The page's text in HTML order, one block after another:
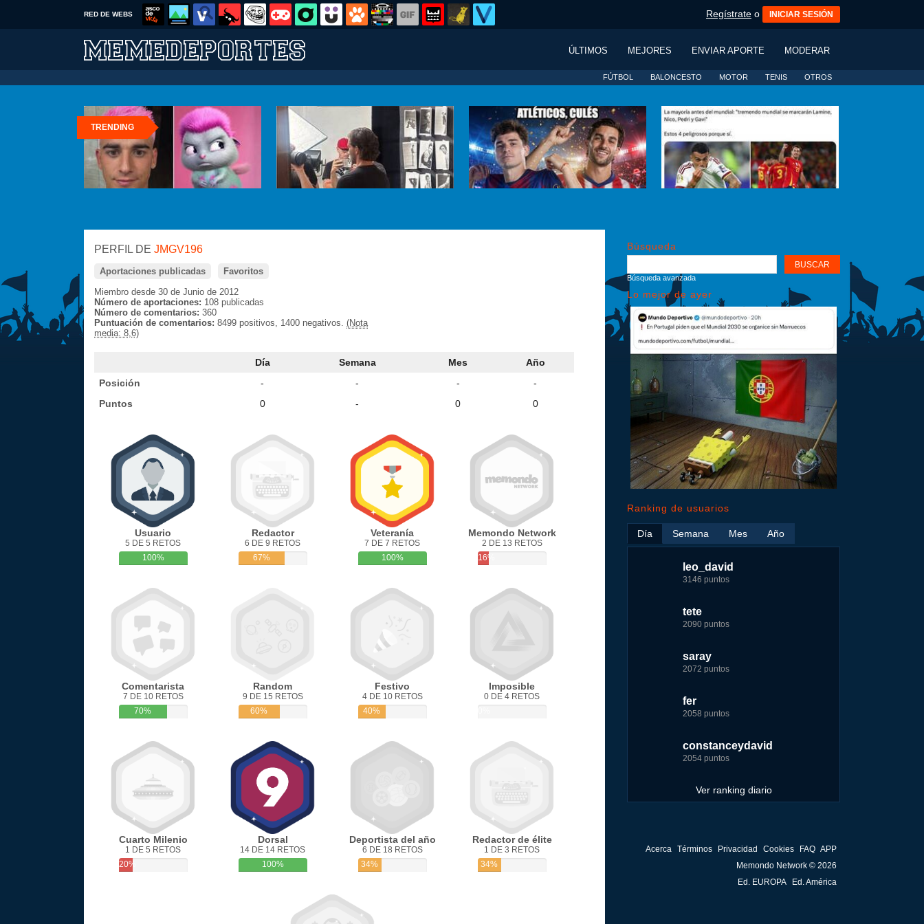
RED DE WEBS Regístrate o INICIAR SESIÓN
ÚLTIMOS MEJORES ENVIAR APORTE MODERAR
FÚTBOL BALONCESTO MOTOR TENIS OTROS
TRENDING
PERFIL DE JMGV196
Aportaciones publicadas
Favoritos
Miembro desde 30 de Junio de 2012
Número de aportaciones: 108 publicadas
Número de comentarios: 360
Puntuación de comentarios: 8499 positivos, 1400 negativos. (Nota
media: 8,6)
Día Semana Mes
Año
Posición
- - -
-
Puntos
0 - 0 0
Usuario
5 DE 5 RETOS
100%
Redactor
6 DE 9 RETOS
67%
Veteranía
7 DE 7 RETOS
100%
Memondo Network
2 DE 13 RETOS
16%
Comentarista
7 DE 10 RETOS
70%
Random
9 DE 15 RETOS
60%
Festivo
4 DE 10 RETOS
40%
Imposible
0 DE 4 RETOS
Cuarto Milenio
1 DE 5 RETOS
20%
Dorsal
14 DE 14 RETOS
100%
Deportista del año
6 DE 18 RETOS
34%
Redactor de élite
1 DE 3 RETOS
34%
Búsqueda
Búsqueda avanzada
Lo mejor de ayer
Ranking de usuarios
Día
leo_david
3146 puntos
tete
2090 puntos
saray
2072 puntos
fer
2058 puntos
constanceydavid
2054 puntos
Ver ranking diario
Semana
leo_david
17724 puntos
fer
7229 puntos
tete
4174 puntos
123dale
4157 puntos
saray
3131 puntos
Mes
leo_david
29183 puntos
jeremy_malpieu
15444 puntos
fer
8283 puntos
123dale
7255 puntos
tete
6242 puntos
Año
nomedigas
339916 puntos
jeremy_malpieu
263186 puntos
Baba
252929 puntos
john
244881 puntos
fer
236750 puntos
Acerca Términos Privacidad Cookies FAQ APP
Memondo Network © 2026
Ed. EUROPA
Ed. América